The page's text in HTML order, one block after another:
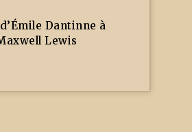
Dantinne à
Lewis